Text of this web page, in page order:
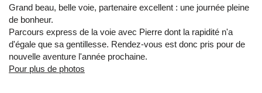
Grand beau, belle voie, partenaire excellent : une journée pleine
de bonheur.
Parcours express de la voie avec Pierre dont la rapidité n'a
d'égale que sa gentillesse. Rendez-vous est donc pris pour de
nouvelle aventure l'année prochaine.
Pour plus de photos